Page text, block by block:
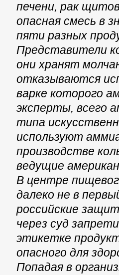
печени, рак
опасная смесь в
пяти разных
Представители
они хранят
отказываются
варке которого
эксперты, всего
типа
используют
производстве
ведущие
В центре
далеко не в
российские
через суд
этикетке
опасного для
Попадая в